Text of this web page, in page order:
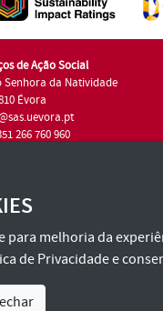
de Ação Social
Senhora da Natividade
Évora
266 760 960
para melhoria da
de Privacidadee